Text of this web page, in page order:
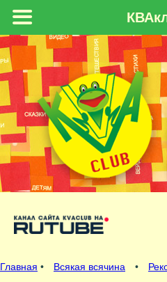
Главная • Всякая всячина •